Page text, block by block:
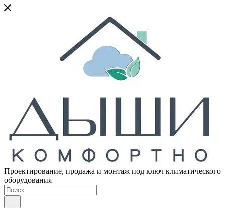
Проектирование, продажа и монтаж под ключ климатического
оборудования